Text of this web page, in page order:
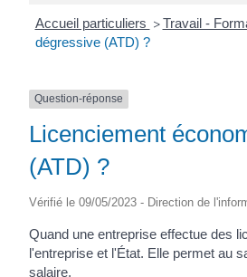
Accueil particuliers > Travail -
dégressive (ATD) ?
Question-réponse
Licenciement
(ATD) ?
Vérifié le 09/05/2023 - Direction de
Quand une entreprise effectue des
l'entreprise et l'État. Elle permet au
salaire.